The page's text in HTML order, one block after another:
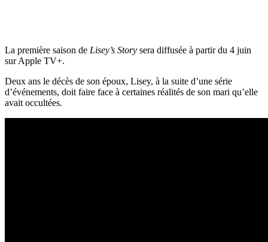
La première saison de Lisey’s Story sera diffusée à partir du 4 juin
sur Apple TV+.
Deux ans le décès de son époux, Lisey, à la suite d’une série
d’événements, doit faire face à certaines réalités de son mari qu’elle
avait occultées.